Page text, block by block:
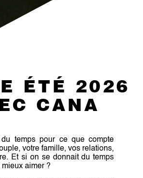
ÉTÉ 2026
CANA
temps pour ce que compte
votre famille, vos relations,
Et si on se donnait du temps
mieux aimer ?